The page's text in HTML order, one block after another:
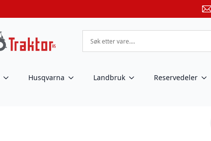
Husqvarna Landbruk Reservedeler